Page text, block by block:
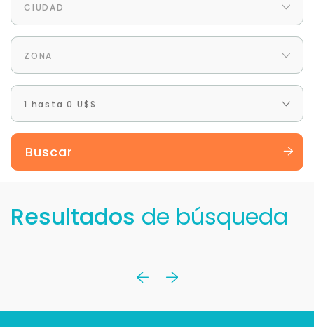
CIUDAD
ZONA
1 hasta 0 U$S
Buscar
Resultados de búsqueda